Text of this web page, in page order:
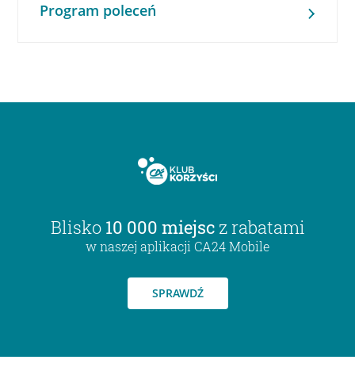
Program poleceń
Blisko 10 000 miejsc z rabatami
w naszej aplikacji CA24 Mobile
SPRAWDŹ